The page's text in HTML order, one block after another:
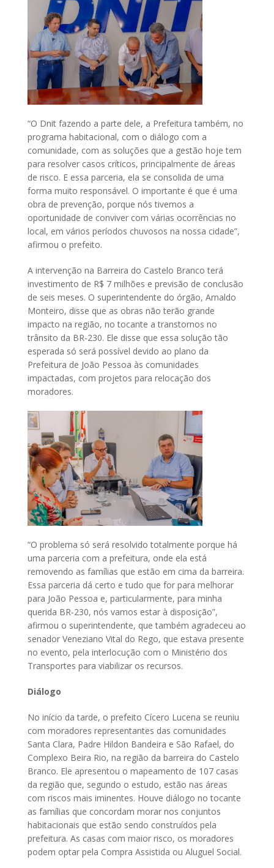
“O Dnit fazendo a parte dele, a Prefeitura também, no
programa habitacional, com o diálogo com a
comunidade, com as soluções que a gestão hoje tem
para resolver casos críticos, principalmente de áreas
de risco. E essa parceria, ela se consolida de uma
forma muito responsável. O importante é que é uma
obra de prevenção, porque nós tivemos a
oportunidade de conviver com várias ocorrências no
local, em vários períodos chuvosos na nossa cidade”,
afirmou o prefeito.
A intervenção na Barreira do Castelo Branco terá
investimento de R$ 7 milhões e previsão de conclusão
de seis meses. O superintendente do órgão, Arnaldo
Monteiro, disse que as obras não terão grande
impacto na região, no tocante a transtornos no
trânsito da BR-230. Ele disse que essa solução tão
esperada só será possível devido ao plano da
Prefeitura de João Pessoa às comunidades
impactadas, com projetos para relocação dos
moradores.
“O problema só será resolvido totalmente porque há
uma parceria com a prefeitura, onde ela está
removendo as famílias que estão em cima da barreira.
Essa parceria dá certo e tudo que for para melhorar
para João Pessoa e, particularmente, para minha
querida BR-230, nós vamos estar à disposição”,
afirmou o superintendente, que também agradeceu ao
senador Veneziano Vital do Rego, que estava presente
no evento, pela interlocução com o Ministério dos
Transportes para viabilizar os recursos.
Diálogo
No início da tarde, o prefeito Cícero Lucena se reuniu
com moradores representantes das comunidades
Santa Clara, Padre Hildon Bandeira e São Rafael, do
Complexo Beira Rio, na região da barreira do Castelo
Branco. Ele apresentou o mapeamento de 107 casas
da região que, segundo o estudo, estão nas áreas
com riscos mais iminentes. Houve diálogo no tocante
as famílias que concordam morar nos conjuntos
habitacionais que estão sendo construídos pela
prefeitura. As casas com maior risco, os moradores
podem optar pela Compra Assistida ou Aluguel Social.